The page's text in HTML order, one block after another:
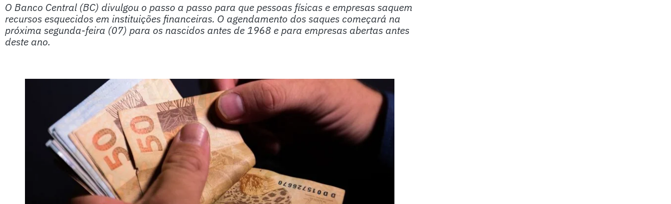
O Banco Central (BC) divulgou o passo a passo para que pessoas físicas e empresas saquem
recursos esquecidos em instituições financeiras. O agendamento dos saques começará na
próxima segunda-feira (07) para os nascidos antes de 1968 e para empresas abertas antes
deste ano.